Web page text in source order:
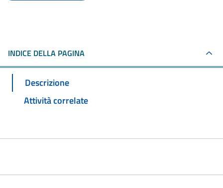
INDICE DELLA PAGINA
Descrizione
Attività correlate